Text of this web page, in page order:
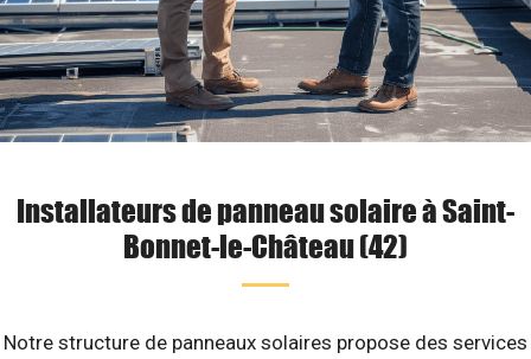
Installateurs de panneau solaire à Saint-
Bonnet-le-Château (42)
Notre structure de panneaux solaires propose des services